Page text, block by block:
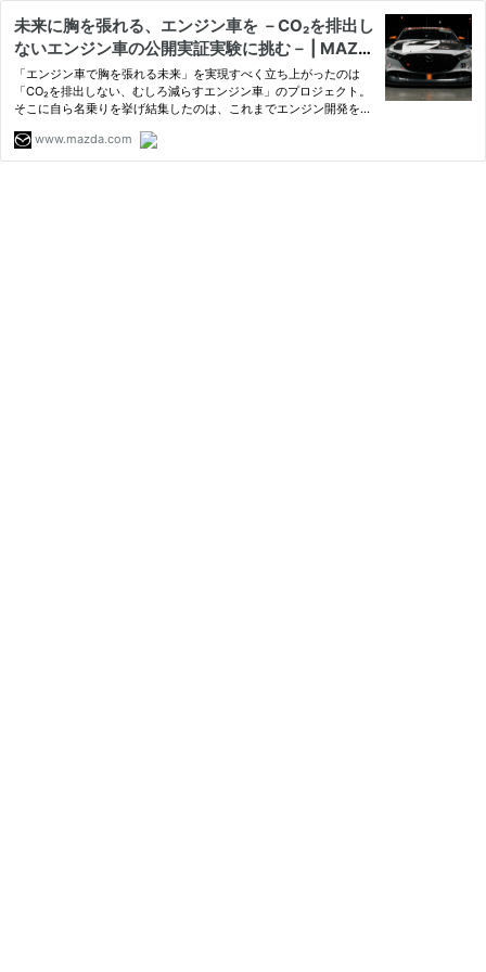
未来に胸を張れる、エンジン車を －CO₂を排出し
ないエンジン車の公開実証実験に挑む－ | MAZD
A MIRAI BASE | マツダ株式会社 企業サイト
「エンジン車で胸を張れる未来」を実現すべく立ち上がったのは
「CO₂を排出しない、むしろ減らすエンジン車」のプロジェクト。
そこに自ら名乗りを挙げ結集したのは、これまでエンジン開発をし
を指させはしない。彼らの旅路が始まります。
www.mazda.com